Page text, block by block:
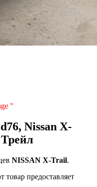
''
Nissan X-
NISSAN X-Trail.
товар предоставляет